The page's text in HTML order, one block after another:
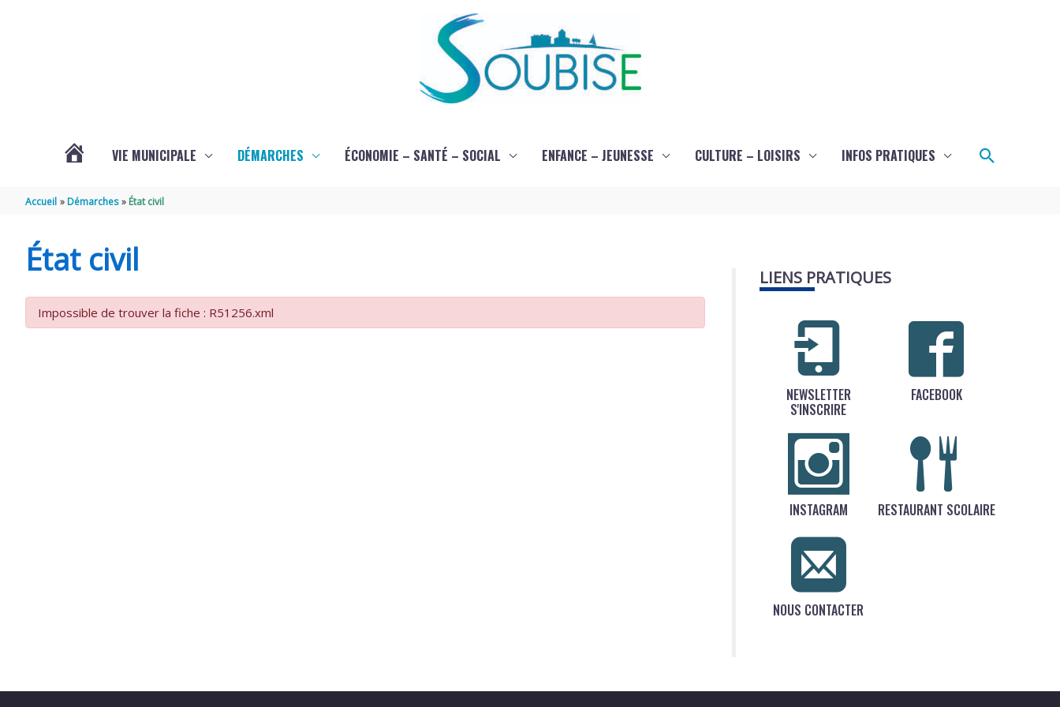
VIE MUNICIPALE DÉMARCHES ÉCONOMIE – SANTÉ – SOCIAL ENFANCE – JEUNESSE CULTURE – LOISIRS INFOS PRATIQUES
Accueil Démarches État civil
État civil
Impossible de trouver la fiche : R51256.xml
LIENS PRATIQUES
NEWSLETTER
S'INSCRIRE
FACEBOOK
INSTAGRAM RESTAURANT SCOLAIRE
NOUS CONTACTER